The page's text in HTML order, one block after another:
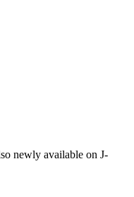
newly available on J-